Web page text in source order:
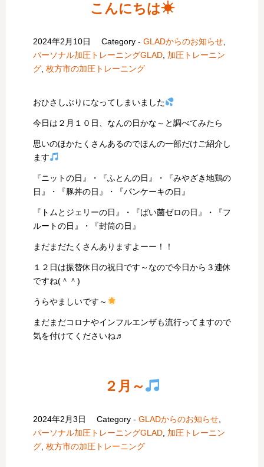
こんにちは☀
2024年2月10日 Category -GLADからのお知らせ,
パーソナル加圧トレーニングGLAD, 加圧トレーニン
グ, 枚方市の加圧トレーニング
おひさしぶりになってしまいました
今日は２月１０日、なんの日かな～と調べてみたら
思いのほかたくさんあるのでほんの一部だけご紹介し
ます
『ニットの日』・『ふとんの日』・『みやざき地鶏の
日』・『豚丼の日』・『パンケーキの日』
『トムとジェリーの日』・『ばい菌ゼロの日』・『フ
ルートの日』・『封筒の日』
まだまだたくさんありますよーー！！
１２日は振替休日の祝日です～なので今日から３連休
ですね(＾＾)
うらやましいです～
まだまだコロナやインフルエンザも流行ってますので
気を付けてくださいね♬
２月～
2024年2月3日 Category -GLADからのお知らせ
パーソナル加圧トレーニングGLAD 加圧トレーニン
グ 枚方市の加圧トレーニング